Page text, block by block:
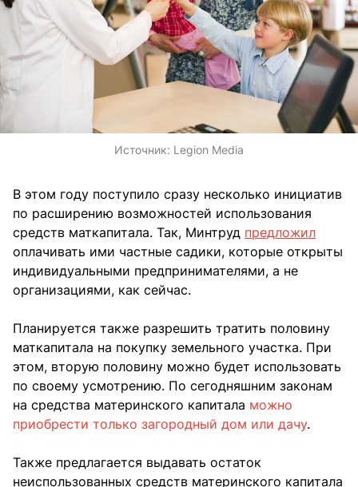
Источник: Legion Media
В этом году поступило сразу несколько инициатив
по расширению возможностей использования
средств маткапитала. Так, Минтруд предложил
оплачивать ими частные садики, которые открыты
индивидуальными предпринимателями, а не
организациями, как сейчас.
Планируется также разрешить тратить половину
маткапитала на покупку земельного участка. При
этом, вторую половину можно будет использовать
по своему усмотрению. По сегодняшним законам
на средства материнского капитала можно
приобрести только загородный дом или дачу.
Также предлагается выдавать остаток
неиспользованных средств материнского капитала